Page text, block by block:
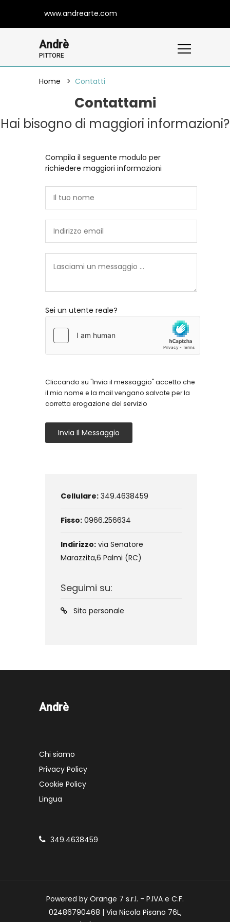
www.andrearte.com
Andrè
PITTORE
Home Contatti
Contattami
Hai bisogno di maggiori informazioni?
Compila il seguente modulo per
richiedere maggiori informazioni
Sei un utente reale?
Cliccando su "Invia il messaggio" accetto che
il mio nome e la mail vengano salvate per la
corretta erogazione del servizio
Invia Il Messaggio
Cellulare: 349.4638459
Fisso: 0966.256634
Indirizzo: via Senatore
Marazzita,6 Palmi (RC)
Seguimi su:
Sito personale
Andrè
Chi siamo
Privacy Policy
Cookie Policy
Lingua
349.4638459
Powered by Orange 7 s.r.l. - P.IVA e C.F.
02486790468 | Via Nicola Pisano 76L,